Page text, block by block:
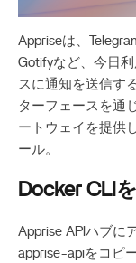
Appriseは、
Gotifyなど、今日
スに通知を送信す
ターフェースを通
ートウェイを提供
ール。
Docker CLI
Apprise APIハブに
apprise-apiをコピ